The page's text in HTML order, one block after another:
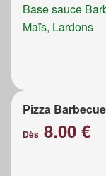
Base sauce
Maïs, Lardons
Pizza
Dès 8.00 €